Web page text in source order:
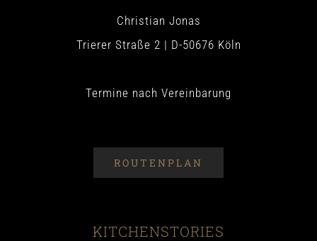
Christian Jonas
Trierer Straße 2 | D-50676 Köln
Termine nach Vereinbarung
ROUTENPLAN
KITCHENSTORIES